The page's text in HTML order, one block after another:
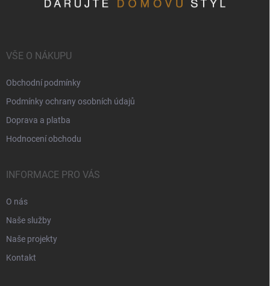
VŠE O NÁKUPU
Obchodní podmínky
Podmínky ochrany osobních údajů
Doprava a platba
Hodnocení obchodu
INFORMACE PRO VÁS
O nás
Naše služby
Naše projekty
Kontakt